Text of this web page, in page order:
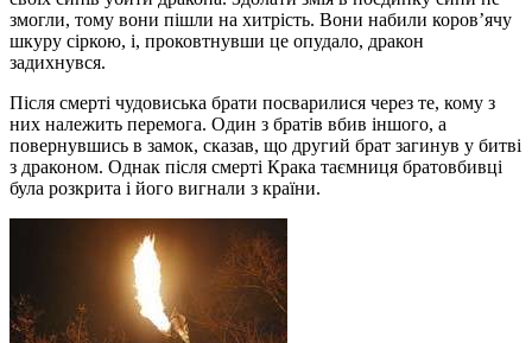
змогли, тому вони пішли на хитрість. Вони набили коров’ячу
шкуру сіркою, і, проковтнувши це опудало, дракон
задихнувся.
Після смерті чудовиська брати посварилися через те, кому з
них належить перемога. Один з братів вбив іншого, а
повернувшись в замок, сказав, що другий брат загинув у битві
з драконом. Однак після смерті Крака таємниця братовбивці
була розкрита і його вигнали з країни.